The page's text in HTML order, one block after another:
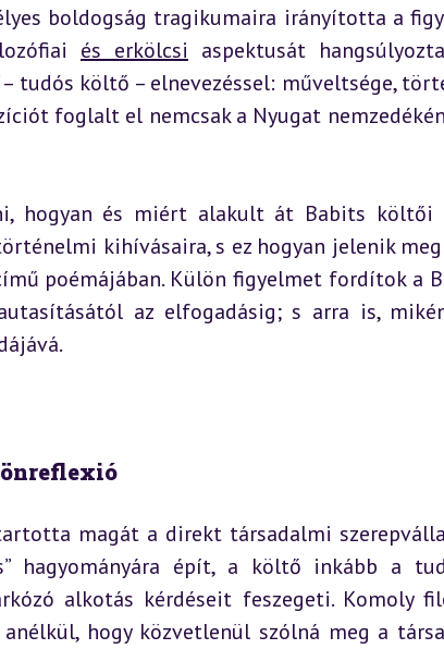
boldogság tragikumaira irányította a
és erkölcsi aspektusát
tudós költő – elnevezéssel: műveltsége,
foglalt el nemcsak a Nyugat
hogyan és miért alakult át Babits költői
kihívásaira, s ez hogyan jelenik
poémájában. Külön figyelmet fordítok a
az elfogadásig; s arra is,
önreflexió
magát a direkt társadalmi
hagyományára épít, a költő inkább a
alkotás kérdéseit feszegeti. Komoly
hogy közvetlenül szólná meg a